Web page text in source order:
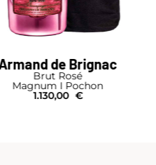
Drappier
Carte d'Or
Nabuchodonosor
1.990,00 €